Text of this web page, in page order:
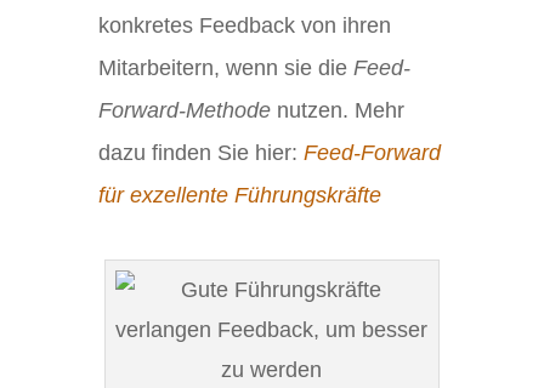
konkretes Feedback von ihren
Mitarbeitern, wenn sie die Feed-
Forward-Methodenutzen. Mehr
dazu finden Sie hier: Feed-Forward
für exzellente Führungskräfte